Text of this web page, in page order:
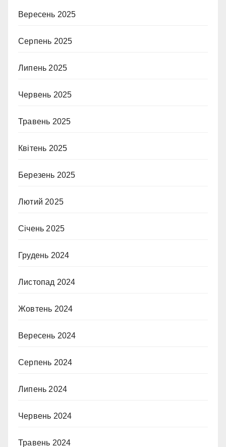
Вересень 2025
Серпень 2025
Липень 2025
Червень 2025
Травень 2025
Квітень 2025
Березень 2025
Лютий 2025
Січень 2025
Грудень 2024
Листопад 2024
Жовтень 2024
Вересень 2024
Серпень 2024
Липень 2024
Червень 2024
Травень 2024